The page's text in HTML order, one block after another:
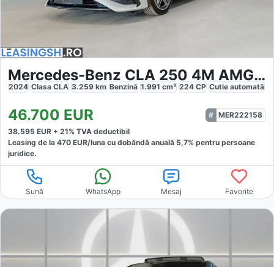
Mercedes-Benz CLA 250 4M AMG Premium
2024 Clasa CLA 3.259 km Benzină 1.991 cm³ 224 CP Cutie automată
46.700 EUR
MER222158
38.595 EUR + 21% TVA deductibil
Leasing de la 470 EUR/luna cu dobăndă anuală 5,7% pentru persoane
juridice.
Sună WhatsApp Mesaj Favorite